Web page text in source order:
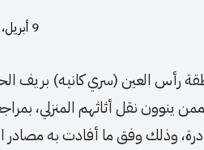
9 أبريل، 2026
رأس العين (سري كانيه) بريف
ممن ينوون نقل أثاثهم المنزلي،
وذلك وفق ما أفادت به